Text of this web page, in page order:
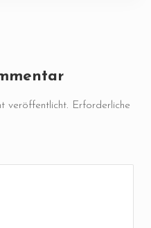
veröffentlicht. Erforderliche